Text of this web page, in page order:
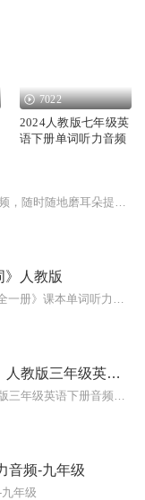
7022
2024人教版七年级英
语下册单词听力音频
》人教版
三下英语人教PEP（三起）人教版三年级英语下册音频
音频-九年级
年级